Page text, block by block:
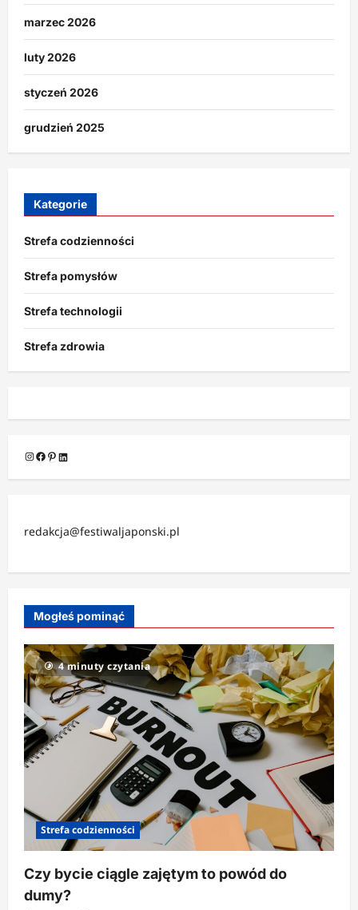
marzec 2026
luty 2026
styczeń 2026
grudzień 2025
Kategorie
Strefa codzienności
Strefa pomysłów
Strefa technologii
Strefa zdrowia
Instagram
Facebook
Pinterest
LinkedIn
redakcja@festiwaljaponski.pl
Mogłeś pominąć
4 minuty czytania
Strefa codzienności
Czy bycie ciągle zajętym to powód do
dumy?